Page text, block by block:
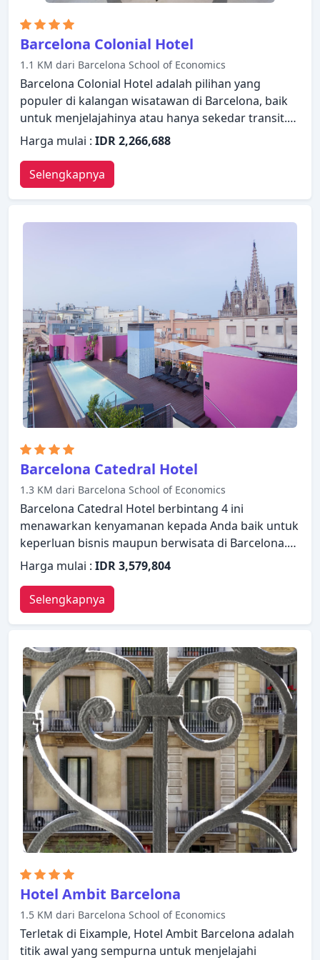
Barcelona Colonial Hotel
1.1 KM dari Barcelona School of Economics
Barcelona Colonial Hotel adalah pilihan yang
populer di kalangan wisatawan di Barcelona, baik
untuk menjelajahinya atau hanya sekedar transit.
Menampilkan daftar fasilitas yang lengkap, tamu
akan merasakan bahwa mereka menginap di
properti yang nyaman. WiFi gratis di semua kamar,
resepsionis 24 jam, fasilitas untuk tamu dengan
kebutuhan khusus, penyimpanan barang, Wi-fi di
tempat umum ada dalam daftar hal-hal yang para
tamu dapat nikmati. Lantai kayu/parket, televisi
layar datar, akses internet WiFi (gratis), kamar
bebas asap rokok, AC dapat ditemukan di beberapa
kamar. Hotel ini menawarkan berbagai pilihan
rekreasi. Staf yang ramah, fasilitas yang istimewa
dan dekat dengan semua yang Barcelona
tawarkan, merupakan tiga alasan utama Anda
untuk menginap di Barcelona Colonial Hotel.
Harga mulai : IDR 2,266,688
Selengkapnya
Barcelona Catedral Hotel
1.3 KM dari Barcelona School of Economics
Barcelona Catedral Hotel berbintang 4 ini
menawarkan kenyamanan kepada Anda baik untuk
keperluan bisnis maupun berwisata di Barcelona.
Menawarkan berbagai fasilitas dan layanan, hotel
menyediakan semua yang Anda butuhkan untuk
bermalam dengan nyaman. Layanan kamar 24 jam,
WiFi gratis di semua kamar, fasilitas untuk tamu
dengan kebutuhan khusus, Wi-fi di tempat umum,
tempat parkir mobil ada untuk kenikmatan para
tamu. Semua kamar dirancang dan didekorasi
untuk membuat tamu merasa seperti di rumah dan
beberapa kamar dilengkapi dengan ruang keluarga
terpisah, televisi layar datar, akses internet WiFi
(gratis), AC, penghangat ruangan. Akses ke pusat
kebugaran, kolam renang luar ruangan di hotel
akan meningkatkan kepuasan menginap Anda.
Suasana yang ramah dan pelayanan yang istimewa
bisa Anda harapkan selama menginap di Barcelona
Catedral Hotel.
Harga mulai : IDR 3,579,804
Selengkapnya
Hotel Ambit Barcelona
1.5 KM dari Barcelona School of Economics
Terletak di Eixample, Hotel Ambit Barcelona adalah
titik awal yang sempurna untuk menjelajahi